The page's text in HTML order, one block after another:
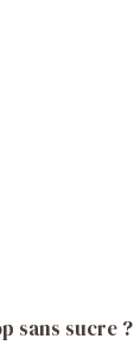
sans sucre ?